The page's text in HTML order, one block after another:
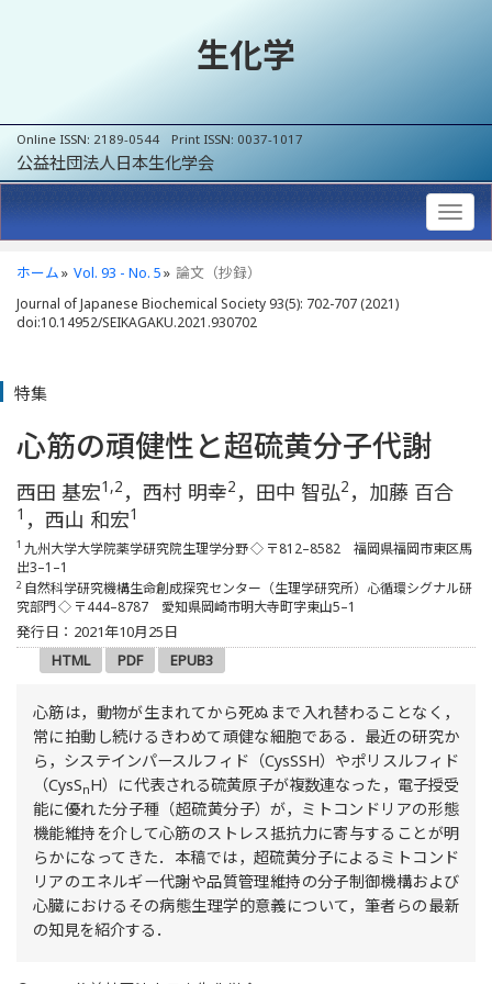
生化学
Online ISSN: 2189-0544 Print ISSN: 0037-1017
公益社団法人日本生化学会
ホーム Vol. 93 - No. 5 論文（抄録）
Journal of Japanese Biochemical Society 93(5): 702-707 (2021)
doi:10.14952/SEIKAGAKU.2021.930702
特集
心筋の頑健性と超硫黄分子代謝
西田 基宏1,2 ，西村 明幸2 ，田中 智弘2 ，加藤 百合
1 ，西山 和宏1
1 九州大学大学院薬学研究院生理学分野◇ 〒812–8582 福岡県福岡市東区馬
出3–1–1
2 自然科学研究機構生命創成探究センター（生理学研究所）心循環シグナル研
究部門◇ 〒444–8787 愛知県岡崎市明大寺町字東山5–1
発行日：2021年10月25日
HTML
PDF EPUB3
心筋は，動物が生まれてから死ぬまで入れ替わることなく，
常に拍動し続けるきわめて頑健な細胞である．最近の研究か
ら，システインパースルフィド（CysSSH）やポリスルフィド
（CysSnH）に代表される硫黄原子が複数連なった，電子授受
能に優れた分子種（超硫黄分子）が，ミトコンドリアの形態
機能維持を介して心筋のストレス抵抗力に寄与することが明
らかになってきた．本稿では，超硫黄分子によるミトコンド
リアのエネルギー代謝や品質管理維持の分子制御機構および
心臓におけるその病態生理学的意義について，筆者らの最新
の知見を紹介する．